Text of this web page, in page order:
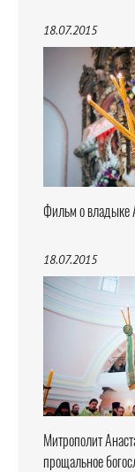
18.07.2015
Фильм о владыке
18.07.2015
Митрополит
прощальное